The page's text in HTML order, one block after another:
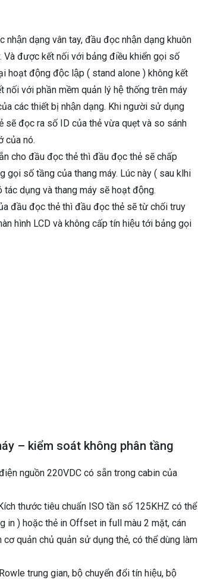
dạng vân tay, đầu đọc nhận dạng khuôn
được kết nối với bảng điều khiển gọi số
hoạt động độc lập ( stand alone ) không kết
với phần mềm quản lý hệ thống trên máy
các thiết bị nhận dạng. Khi người sử dụng
sẽ đọc ra số ID của thẻ vừa quẹt và so sánh
của nó.
cho đầu đọc thẻ thì đầu đọc thẻ sẽ chấp
gọi số tầng của thang máy. Lúc này ( sau klhi
dụng và thang máy sẽ hoạt động.
đầu đọc thẻ thì đầu đọc thẻ sẽ từ chối truy
hình LCD và không cấp tín hiệu tới bảng gọi
– kiểm soát không phân tầng
nguồn 220VDC có sẵn trong cabin của
thước tiêu chuẩn ISO tần số 125KHZ có thể
in ) hoặc thẻ in Offset in full màu 2 mặt, cán
quản chủ quản sử dụng thẻ, có thể dùng làm
trung gian, bộ chuyển đổi tín hiệu, bộ